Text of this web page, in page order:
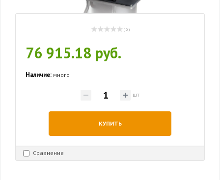
( 0 )
76 915.18 руб.
Наличие: много
шт
КУПИТЬ
Сравнение